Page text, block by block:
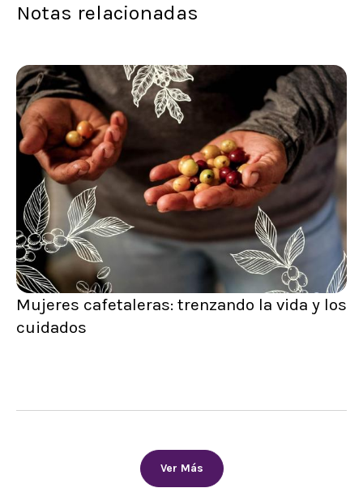
Notas relacionadas
Mujeres cafetaleras: trenzando la vida y los
cuidados
Ver Más